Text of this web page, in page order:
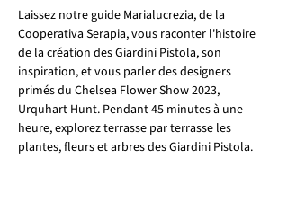
Laissez notre guide Marialucrezia, de la
Cooperativa Serapia, vous raconter l'histoire
de la création des Giardini Pistola, son
inspiration, et vous parler des designers
primés du Chelsea Flower Show 2023,
Urquhart Hunt. Pendant 45 minutes à une
heure, explorez terrasse par terrasse les
plantes, fleurs et arbres des Giardini Pistola.